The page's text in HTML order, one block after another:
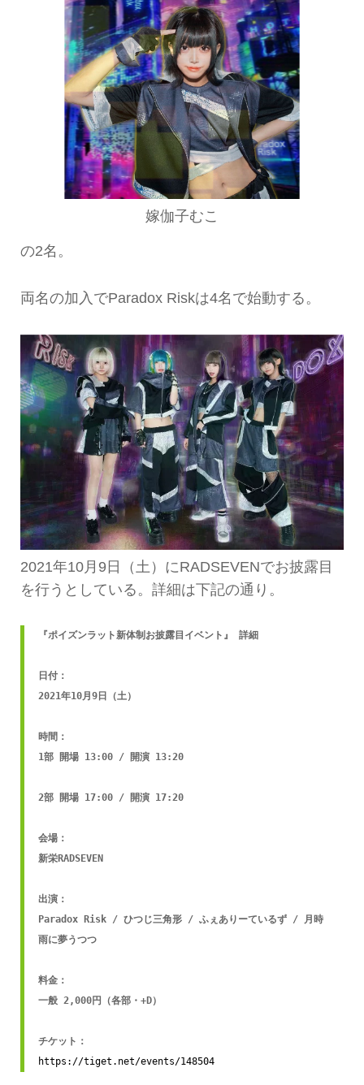
嫁伽子むこ
の2名。
両名の加入でParadox Riskは4名で始動する。
2021年10月9日（土）にRADSEVENでお披露目
を行うとしている。詳細は下記の通り。
『ポイズンラット新体制お披露目イベント』 詳細
日付：
2021年10月9日（土）
時間：
1部 開場 13:00 / 開演 13:20
2部 開場 17:00 / 開演 17:20
会場：
新栄RADSEVEN
出演：
Paradox Risk / ひつじ三角形 / ふぇありーているず / 月時
雨に夢うつつ
料金：
一般 2,000円（各部・+D）
https://tiget.net/events/148504